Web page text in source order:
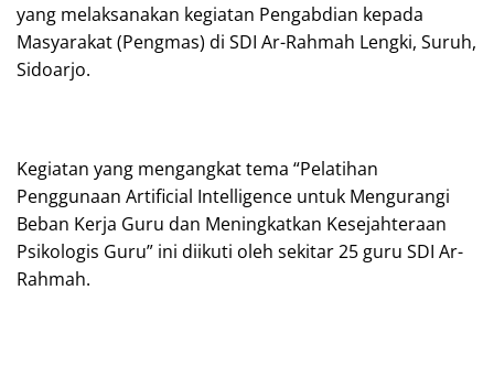
yang melaksanakan kegiatan Pengabdian kepada
Masyarakat (Pengmas) di SDI Ar-Rahmah Lengki, Suruh,
Sidoarjo.
Kegiatan yang mengangkat tema “Pelatihan
Penggunaan Artificial Intelligence untuk Mengurangi
Beban Kerja Guru dan Meningkatkan Kesejahteraan
Psikologis Guru” ini diikuti oleh sekitar 25 guru SDI Ar-
Rahmah.